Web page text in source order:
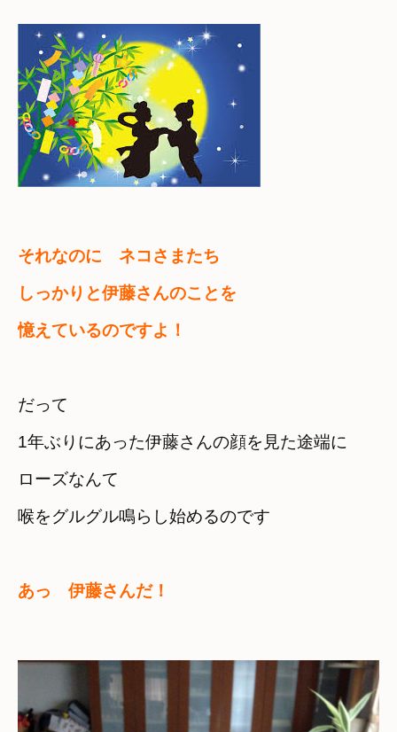
それなのに　ネコさまたち
しっかりと伊藤さんのことを
憶えているのですよ！
だって
1年ぶりにあった伊藤さんの顔を見た途端に
ローズなんて
喉をグルグル鳴らし始めるのです
あっ　伊藤さんだ！